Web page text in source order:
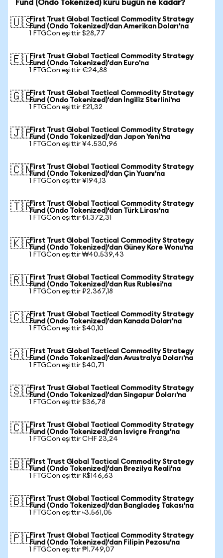
Fund (Ondo Tokenized) kuru bugün ne kadar?
🇺🇸First Trust Global Tactical Commodity Strategy
Fund (Ondo Tokenized)'dan Amerikan Doları'na
1 FTGCon eşittir $28,77
🇪🇺First Trust Global Tactical Commodity Strategy
Fund (Ondo Tokenized)'dan Euro'na
1 FTGCon eşittir €24,88
🇬🇧First Trust Global Tactical Commodity Strategy
Fund (Ondo Tokenized)'dan İngiliz Sterlini'na
1 FTGCon eşittir £21,32
🇯🇵First Trust Global Tactical Commodity Strategy
Fund (Ondo Tokenized)'dan Japon Yeni'na
1 FTGCon eşittir ¥4.530,96
🇨🇳First Trust Global Tactical Commodity Strategy
Fund (Ondo Tokenized)'dan Çin Yuanı'na
1 FTGCon eşittir ¥194,13
🇹🇷First Trust Global Tactical Commodity Strategy
Fund (Ondo Tokenized)'dan Türk Lirası'na
1 FTGCon eşittir ₺1.372,31
🇰🇷First Trust Global Tactical Commodity Strategy
Fund (Ondo Tokenized)'dan Güney Kore Wonu'na
1 FTGCon eşittir ₩40.539,43
🇷🇺First Trust Global Tactical Commodity Strategy
Fund (Ondo Tokenized)'dan Rus Rublesi'na
1 FTGCon eşittir ₽2.367,18
🇨🇦First Trust Global Tactical Commodity Strategy
Fund (Ondo Tokenized)'dan Kanada Doları'na
1 FTGCon eşittir $40,10
🇦🇺First Trust Global Tactical Commodity Strategy
Fund (Ondo Tokenized)'dan Avustralya Doları'na
1 FTGCon eşittir $40,71
🇸🇬First Trust Global Tactical Commodity Strategy
Fund (Ondo Tokenized)'dan Singapur Doları'na
1 FTGCon eşittir $36,78
🇨🇭First Trust Global Tactical Commodity Strategy
Fund (Ondo Tokenized)'dan İsviçre Frangı'na
1 FTGCon eşittir CHF 23,24
🇧🇷First Trust Global Tactical Commodity Strategy
Fund (Ondo Tokenized)'dan Brezilya Reali'na
1 FTGCon eşittir R$146,63
🇧🇩First Trust Global Tactical Commodity Strategy
Fund (Ondo Tokenized)'dan Bangladeş Takası'na
1 FTGCon eşittir ৳3.561,05
🇵🇭First Trust Global Tactical Commodity Strategy
Fund (Ondo Tokenized)'dan Filipin Pezosu'na
1 FTGCon eşittir ₱1.749,07